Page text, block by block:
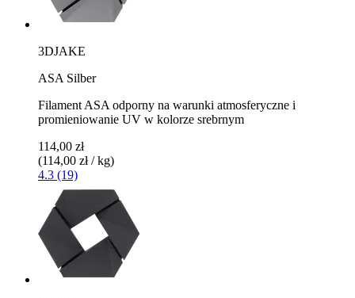
3DJAKE
ASA Silber
Filament ASA odporny na warunki atmosferyczne i
promieniowanie UV w kolorze srebrnym
114,00 zł
(114,00 zł / kg)
4.3 (19)